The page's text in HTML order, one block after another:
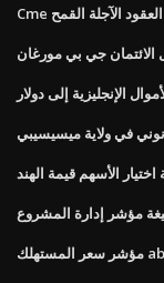
Cme العقود الآجلة القمح
الائتمان جي بي مورغان
الإنجليزية إلى دولار
في ولاية ميسيسيبي
اختيار الأسهم قيمة الهند
مؤشر إدارة المشروع